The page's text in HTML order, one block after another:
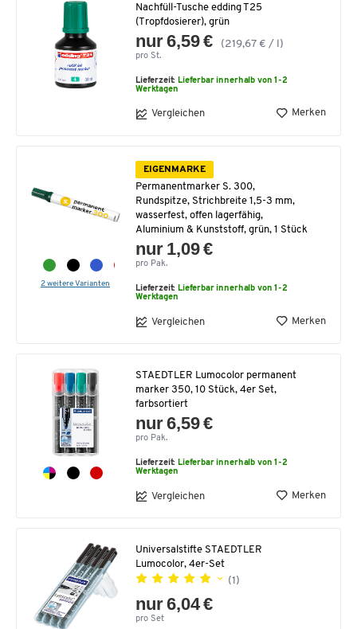
Nachfüll-Tusche edding T25
(Tropfdosierer), grün
nur 6,59 € (219,67 € / l)
pro St.
Lieferzeit: Lieferbar innerhalb von 1-2
Werktagen
Vergleichen Merken
2 weitere Varianten
EIGENMARKE
Permanentmarker S. 300,
Rundspitze, Strichbreite 1,5-3 mm,
wasserfest, offen lagerfähig,
Aluminium & Kunststoff, grün, 1 Stück
nur 1,09 €
pro Pak.
Lieferzeit: Lieferbar innerhalb von 1-2
Werktagen
Vergleichen Merken
STAEDTLER Lumocolor permanent
marker 350, 10 Stück, 4er Set,
farbsortiert
nur 6,59 €
pro Pak.
Lieferzeit: Lieferbar innerhalb von 1-2
Werktagen
Vergleichen Merken
Universalstifte STAEDTLER
Lumocolor, 4er-Set
(1)
nur 6,04 €
pro Set